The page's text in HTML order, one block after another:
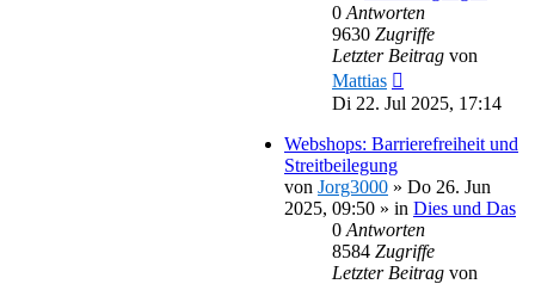
0 Antworten
9630 Zugriffe
Letzter Beitrag von
Mattias
Di 22. Jul 2025, 17:14
Webshops: Barrierefreiheit und
Streitbeilegung
von Jorg3000 » Do 26. Jun
2025, 09:50 » in Dies und Das
0 Antworten
8584 Zugriffe
Letzter Beitrag von